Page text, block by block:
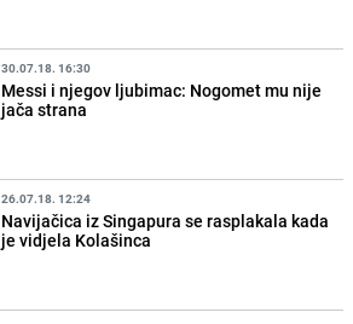
30.07.18. 16:30
Messi i njegov ljubimac: Nogomet mu nije
jača strana
26.07.18. 12:24
Navijačica iz Singapura se rasplakala kada
je vidjela Kolašinca